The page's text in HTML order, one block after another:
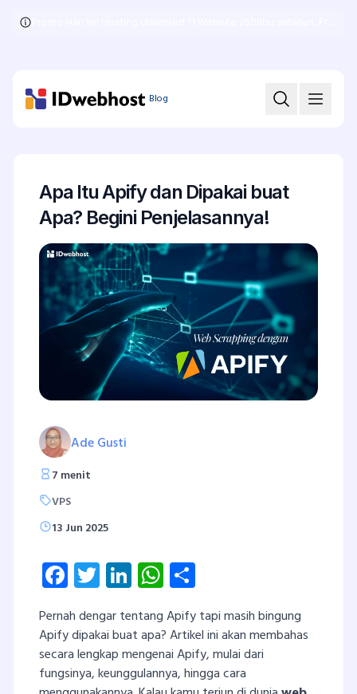
Blog
Apa Itu Apify dan Dipakai buat
Apa? Begini Penjelasannya!
Ade Gusti
7 menit
VPS
13 Jun 2025
Facebook
Twitter
LinkedInWhatsApp
Pernah dengar tentang Apify tapi masih bingung
Apify dipakai buat apa? Artikel ini akan membahas
secara lengkap mengenai Apify, mulai dari
fungsinya, keunggulannya, hingga cara